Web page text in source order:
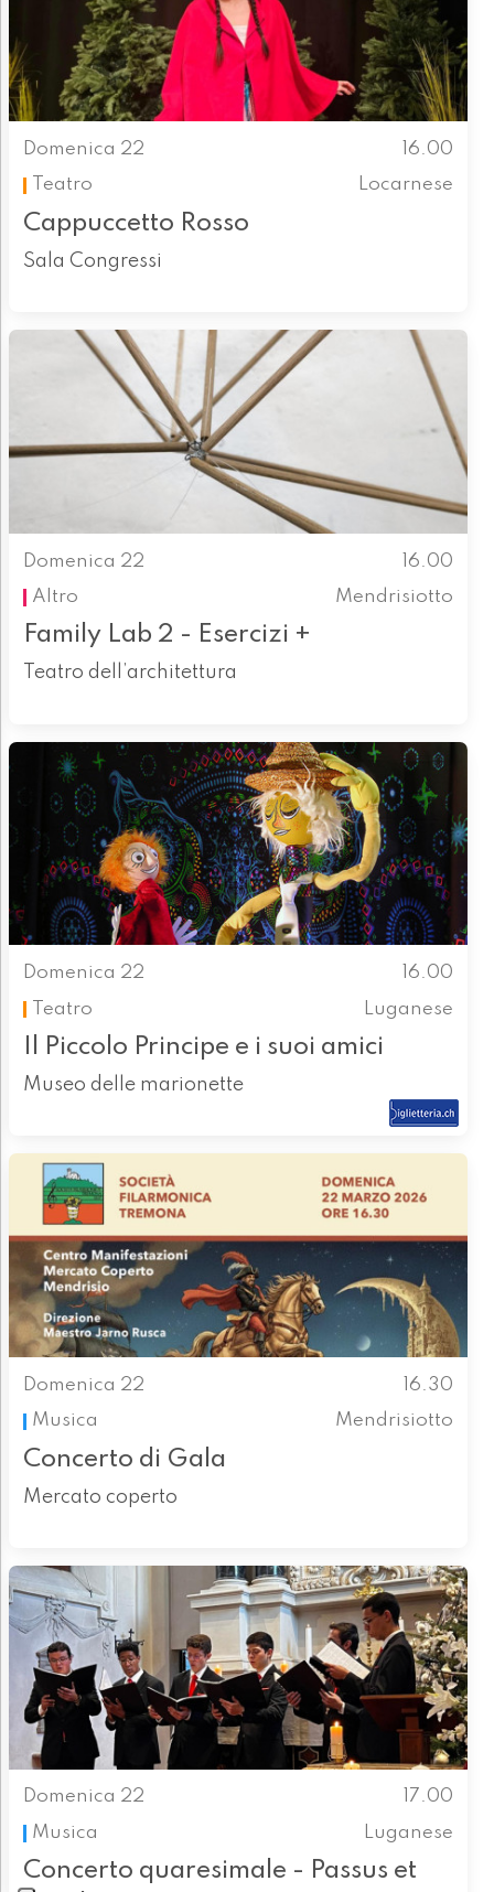
Domenica 22
16.00
Teatro
Locarnese
Cappuccetto Rosso
Sala Congressi
Domenica 22
16.00
Altro
Mendrisiotto
Family Lab 2 - Esercizi +
Teatro dell’architettura
Domenica 22
16.00
Teatro
Luganese
Il Piccolo Principe e i suoi amici
Museo delle marionette
Domenica 22
16.30
Musica
Mendrisiotto
Concerto di Gala
Mercato coperto
Domenica 22
17.00
Musica
Luganese
Concerto quaresimale - Passus et